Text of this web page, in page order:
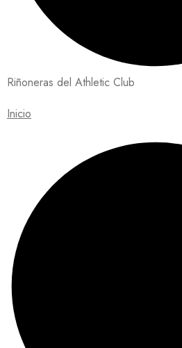
Riñoneras del Athletic Club
Inicio